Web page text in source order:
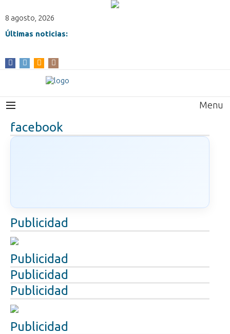
8 agosto, 2026
Últimas noticias:
Menu
facebook
Publicidad
Publicidad
Publicidad
Publicidad
Publicidad